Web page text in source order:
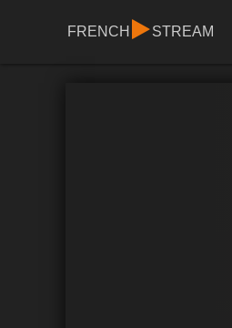
FRENCH STREAM